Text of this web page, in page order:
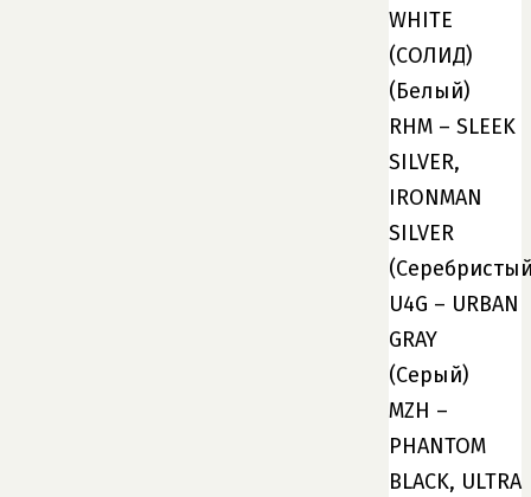
WHITE
(СОЛИД)
(Белый)
RHM – SLEEK
SILVER,
IRONMAN
SILVER
U4G – URBAN
GRAY
(Серый)
MZH –
PHANTOM
BLACK, ULTRA